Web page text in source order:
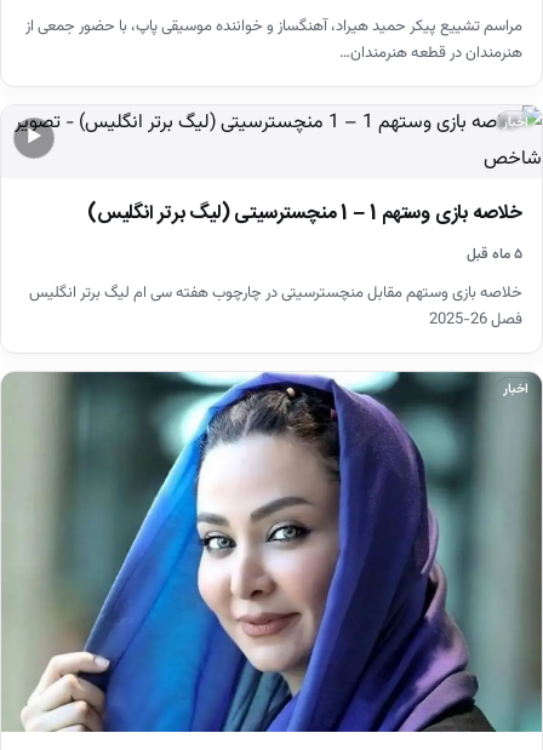
مراسم تشییع پیکر حمید هیراد، آهنگساز و خواننده موسیقی پاپ، با حضور جمعی از
هنرمندان در قطعه هنرمندان…
▶
اخبار
خلاصه بازی وستهم 1 – 1 منچسترسیتی (لیگ برتر انگلیس)
۵ ماه قبل
خلاصه بازی وستهم مقابل منچسترسیتی در چارچوب هفته سی ام لیگ برتر انگلیس
فصل 26-2025
اخبار